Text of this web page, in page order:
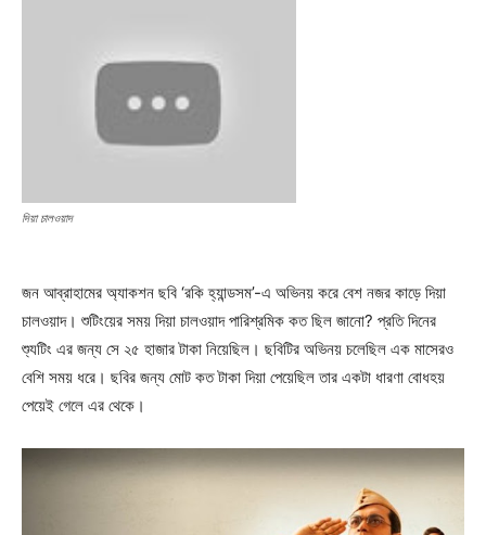
দিয়া চালওয়াদ
জন আব্রাহামের অ্যাকশন ছবি ‘রকি হ্যান্ডসম’-এ অভিনয় করে বেশ নজর কাড়ে দিয়া
চালওয়াদ। শুটিংয়ের সময় দিয়া চালওয়াদ পারিশ্রমিক কত ছিল জানো? প্রতি দিনের
শ্যুটিং এর জন্য সে ২৫ হাজার টাকা নিয়েছিল। ছবিটির অভিনয় চলেছিল এক মাসেরও
বেশি সময় ধরে। ছবির জন্য মোট কত টাকা দিয়া পেয়েছিল তার একটা ধারণা বোধহয়
পেয়েই গেলে এর থেকে।